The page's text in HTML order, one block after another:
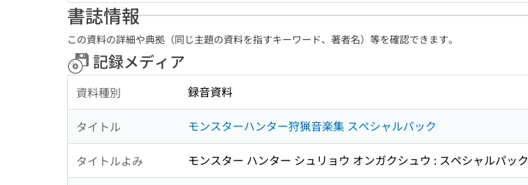
書誌情報
この資料の詳細や典拠（同じ主題の資料を指すキーワード、著者名）等を確認できます。
記録メディア
資料種別 録音資料
タイトル モンスターハンター狩猟音楽集 スペシャルパック
タイトルよみ モンスター ハンター シュリョウ オンガクシュウ : スペシャルパック